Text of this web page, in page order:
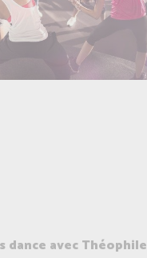
avec Théophile